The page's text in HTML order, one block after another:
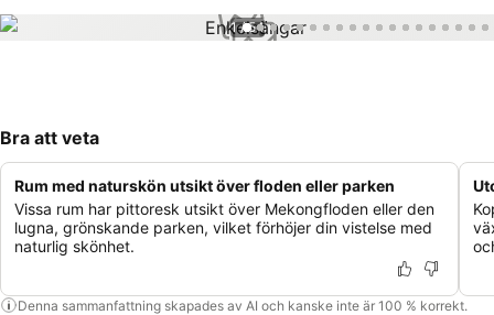
1 / 54
Bra att veta
Rum med naturskön utsikt över floden eller parken
Vissa rum har pittoresk utsikt över Mekongfloden eller den
lugna, grönskande parken, vilket förhöjer din vistelse med
naturlig skönhet.
Denna sammanfattning skapades av AI och kanske inte är 100 % korrekt.